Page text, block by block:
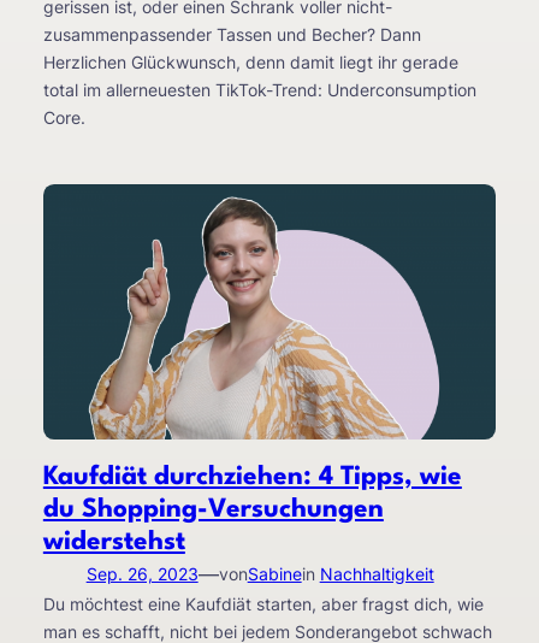
gerissen ist, oder einen Schrank voller nicht-
zusammenpassender Tassen und Becher? Dann
Herzlichen Glückwunsch, denn damit liegt ihr gerade
total im allerneuesten TikTok-Trend: Underconsumption
Core.
Kaufdiät durchziehen: 4 Tipps, wie
du Shopping-Versuchungen
widerstehst
Sep. 26, 2023—vonSabinein Nachhaltigkeit
Du möchtest eine Kaufdiät starten, aber fragst dich, wie
man es schafft, nicht bei jedem Sonderangebot schwach